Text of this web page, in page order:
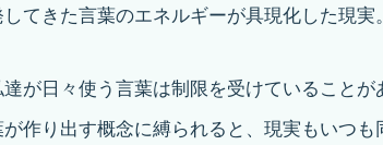
てきた言葉のエネルギーが具現化した現実。
が日々使う言葉は制限を受けていることが
作り出す概念に縛られると、現実もいつも